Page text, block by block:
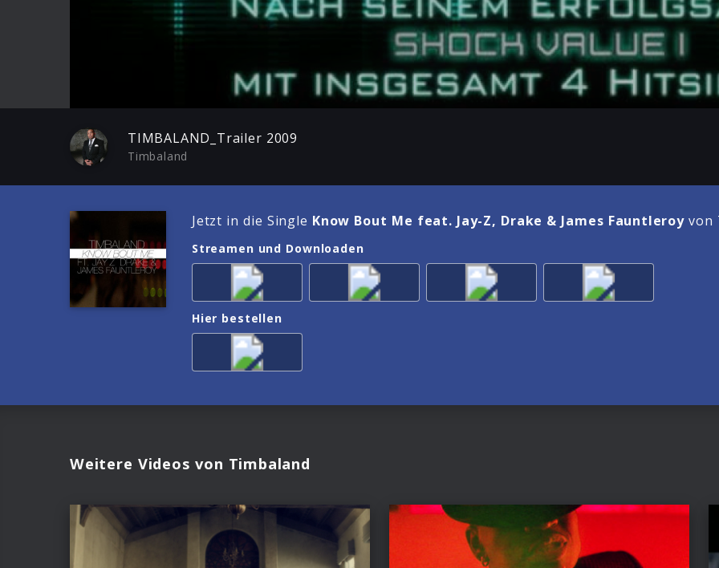
Play
TIMBALAND_Trailer 2009
Timbaland
Jetzt in die Single Know Bout Me feat. Jay-Z, Drake & James Fauntleroyvon
Streamen und Downloaden
Hier bestellen
Weitere Videos von Timbaland